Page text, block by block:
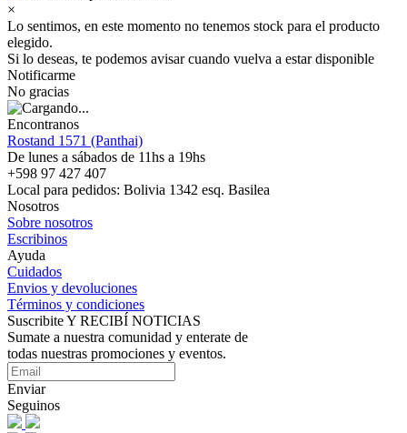
×
Lo sentimos, en este momento no tenemos stock para el producto
elegido.
Si lo deseas, te podemos avisar cuando vuelva a estar disponible
Notificarme
No gracias
Encontranos
Rostand 1571 (Panthai)
De lunes a sábados de 11hs a 19hs
+598 97 427 407
Local para pedidos: Bolivia 1342 esq. Basilea
Nosotros
Sobre nosotros
Escribinos
Ayuda
Cuidados
Envios y devoluciones
Términos y condiciones
Suscribite Y RECIBÍ NOTICIAS
Sumate a nuestra comunidad y enterate de
todas nuestras promociones y eventos.
Enviar
Seguinos